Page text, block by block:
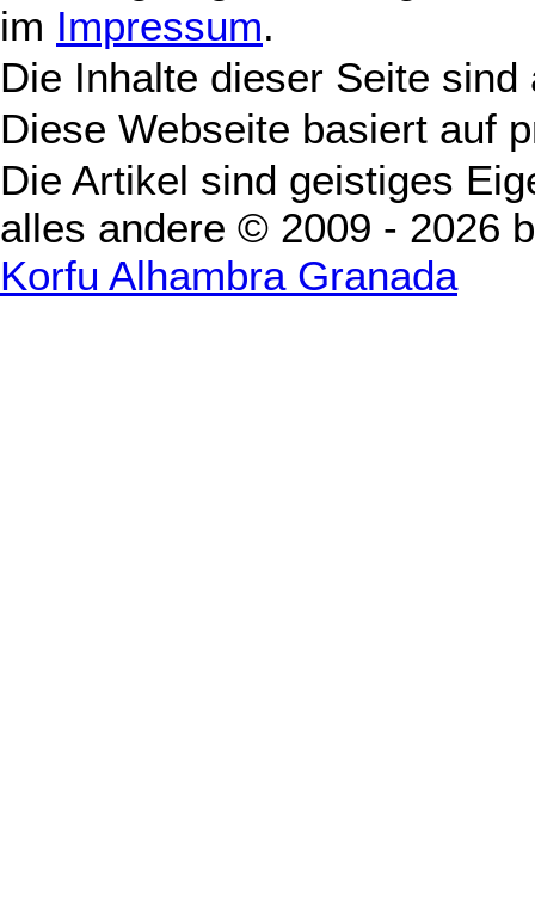
im Impressum.
Die Inhalte dieser Seite
Diese Webseite basiert auf
Die Artikel sind geistiges
alles andere © 2009 - 2026
Korfu Alhambra Granada